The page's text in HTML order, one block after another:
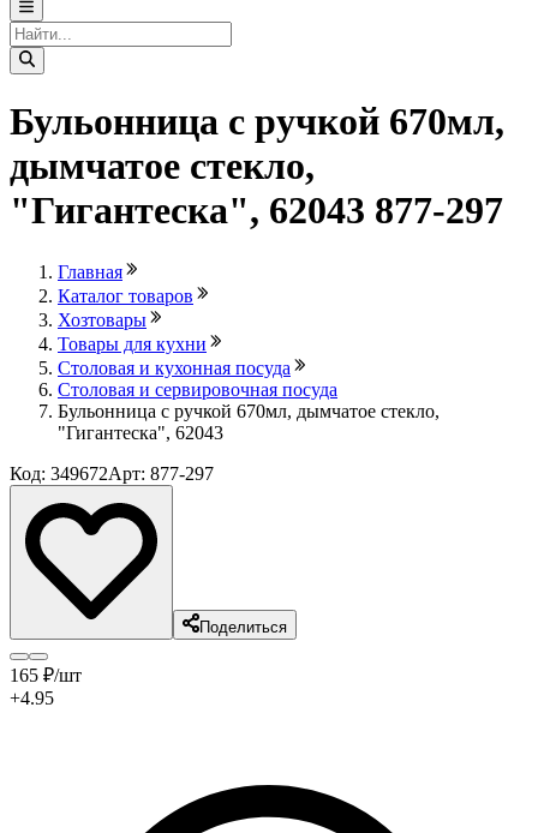
Бульонница с ручкой 670мл,
дымчатое стекло,
"Гигантеска", 62043 877-297
Главная
Каталог товаров
Хозтовары
Товары для кухни
Столовая и кухонная посуда
Столовая и сервировочная посуда
Бульонница с ручкой 670мл, дымчатое стекло,
"Гигантеска", 62043
Код: 349672Арт: 877-297
Поделиться
165 ₽/шт
+4.95